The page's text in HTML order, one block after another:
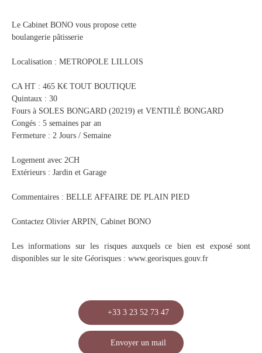
Le Cabinet BONO vous propose cette
boulangerie pâtisserie
Localisation : METROPOLE LILLOIS
CA HT : 465 K€ TOUT BOUTIQUE
Quintaux : 30
Fours à SOLES BONGARD (20219) et VENTILÉ BONGARD
Congés : 5 semaines par an
Fermeture : 2 Jours / Semaine
Logement avec 2CH
Extérieurs : Jardin et Garage
Commentaires : BELLE AFFAIRE DE PLAIN PIED
Contactez Olivier ARPIN, Cabinet BONO
Les informations sur les risques auxquels ce bien est exposé sont
disponibles sur le site Géorisques : www.georisques.gouv.fr
+33 3 23 52 73 47
Envoyer un mail